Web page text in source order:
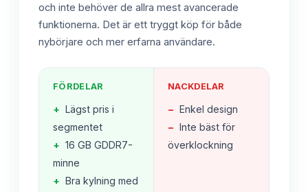
och inte behöver de allra mest avancerade
funktionerna. Det är ett tryggt köp för både
nybörjare och mer erfarna användare.
FÖRDELAR
+ Lägst pris i
segmentet
+ 16 GB GDDR7-
minne
+ Bra kylning med
NACKDELAR
− Enkel design
− Inte bäst för
överklockning